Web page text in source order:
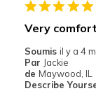
Casual Wear
Travel
Very
Soumis il y a 4
Par Jackie
de Maywood, IL
Describe